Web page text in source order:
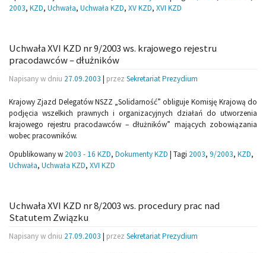
2003, KZD, Uchwała, Uchwała KZD, XV KZD, XVI KZD
Uchwała XVI KZD nr 9/2003 ws. krajowego rejestru
pracodawców – dłużników
Napisany w dniu 27.09.2003 | przez Sekretariat Prezydium
Krajowy Zjazd Delegatów NSZZ „Solidarność” obliguje Komisję Krajową do
podjęcia wszelkich prawnych i organizacyjnych działań do utworzenia
krajowego rejestru pracodawców – dłużników” mających zobowiązania
wobec pracowników.
Opublikowany w 2003 - 16 KZD, Dokumenty KZD | Tagi 2003, 9/2003, KZD,
Uchwała, Uchwała KZD, XVI KZD
Uchwała XVI KZD nr 8/2003 ws. procedury prac nad
Statutem Związku
Napisany w dniu 27.09.2003 | przez Sekretariat Prezydium